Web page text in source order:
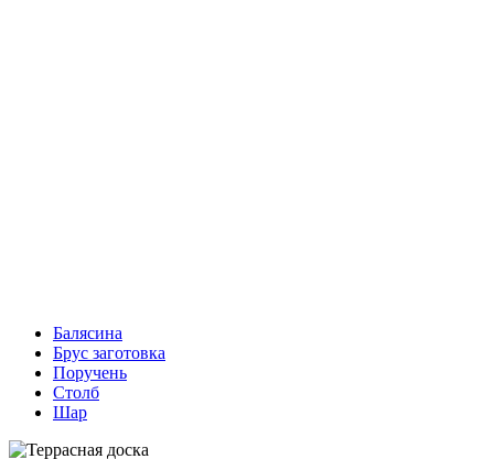
Балясина
Брус заготовка
Поручень
Столб
Шар